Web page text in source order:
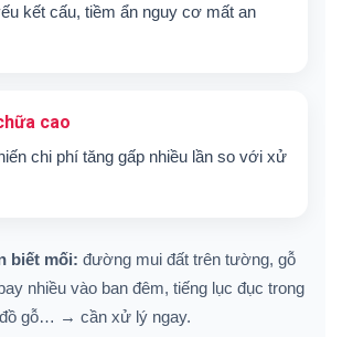
kết cấu, tiềm ẩn nguy cơ mất an
cao
chi phí tăng gấp nhiều lần so với xử
biết mối: đường mui đất trên tường, gỗ
nhiều vào ban đêm, tiếng lục đục trong
đồ gỗ… → cần xử lý ngay.